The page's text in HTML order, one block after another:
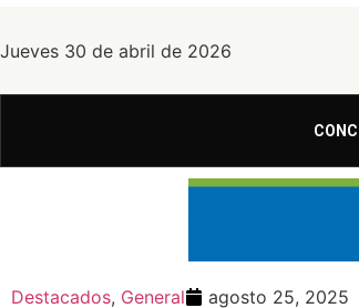
Jueves 30 de abril de 2026
Destacados, General agosto 25, 2025